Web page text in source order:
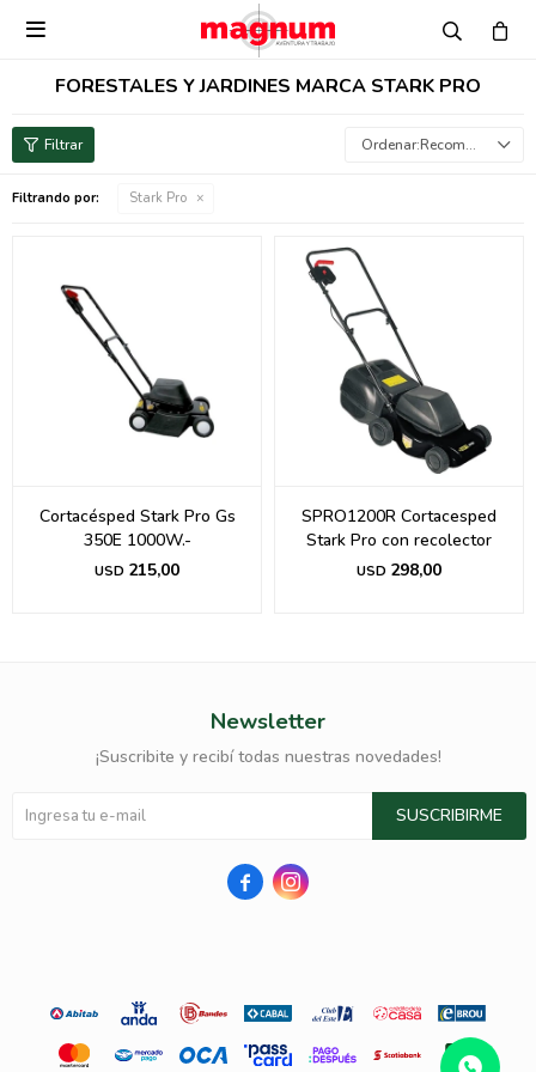

FORESTALES Y JARDINES MARCA STARK PRO
Recomendados
Filtrando por: Stark Pro
Cortacésped Stark Pro Gs
350E 1000W.-
USD 215,00
SPRO1200R Cortacesped
Stark Pro con recolector
USD 298,00
Newsletter
¡Suscribite y recibí todas nuestras novedades!
SUSCRIBIRME
 